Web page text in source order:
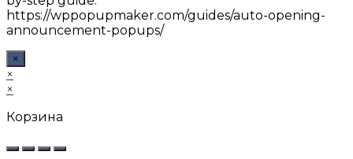
https://wppopupmaker.com/guides/auto-opening-
announcement-popups/
×
×
×
Корзина